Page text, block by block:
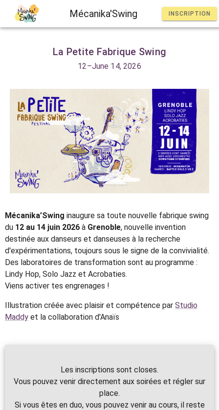
Mécanika'Swing INSCRIPTION
La Petite Fabrique Swing
12–June 14, 2026
Mécanika’Swing inaugure sa toute nouvelle fabrique swing
du 12 au 14 juin 2026 à Grenoble, nouvelle invention
destinée aux danseurs et danseuses à la recherche
d'expérimentations, toujours sous le signe de la convivialité.
Des laboratoires de transformation sont au programme :
Lindy Hop, Solo Jazz et Acrobaties.
Viens activer tes engrenages !
Illustration créée avec plaisir et compétence par Studio
Maddy et la collaboration d'Anaïs
Les inscriptions sont closes.
Vous pouvez venir directement aux soirées et régler sur
place.
Si vous êtes en duo, vous pouvez venir au cours, il reste